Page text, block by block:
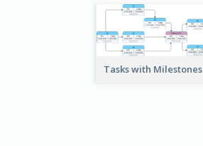
Tasks with Milestones